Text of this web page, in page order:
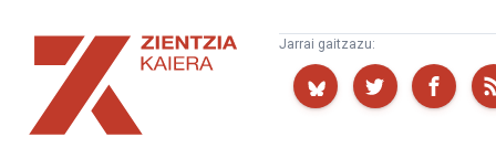
Zientzia
Kaiera
Jarrai gaitzazu: